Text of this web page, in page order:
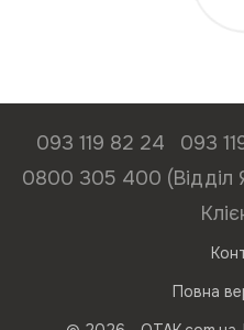
093 119 82 24 093
0800 305 400 (Відділ
Повна